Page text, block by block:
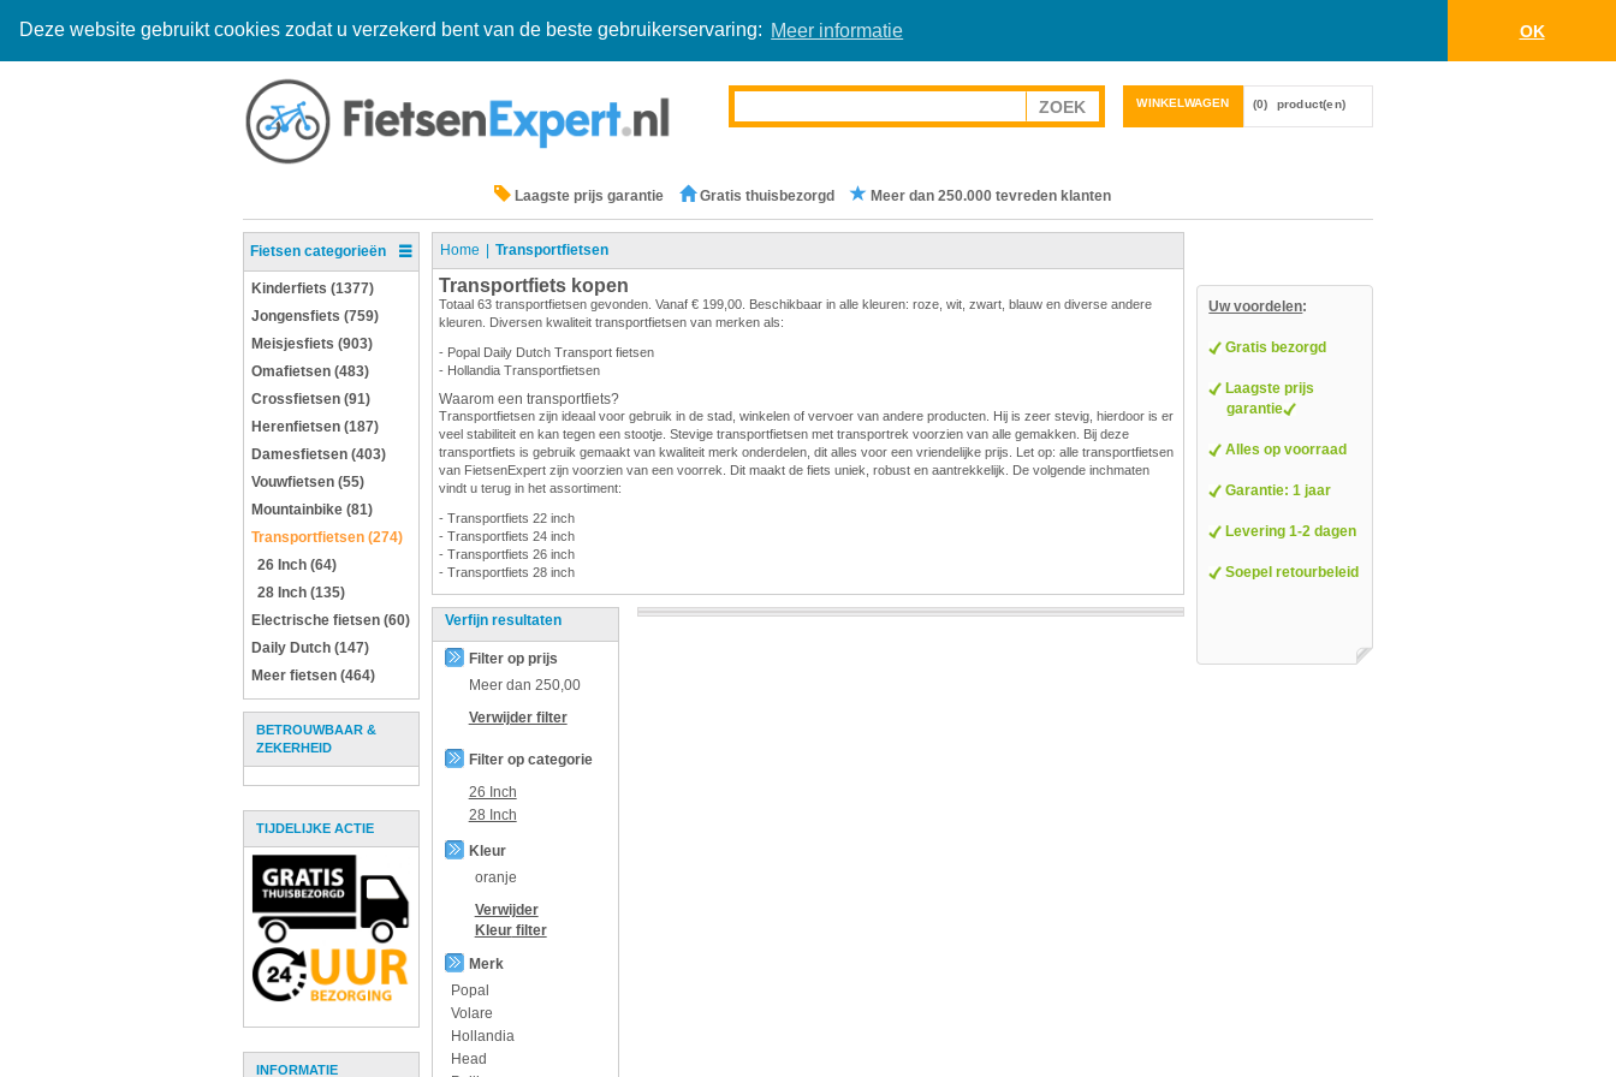
Deze website gebruikt cookies zodat u verzekerd bent van de beste gebruikerservaring: Meer informatie OK
WINKELWAGEN (0) product(en)
Laagste prijs garantie Gratis thuisbezorgd Meer dan 250.000 tevreden klanten
Fietsen categorieën
Kinderfiets (1377)
Jongensfiets (759)
Meisjesfiets (903)
Omafietsen (483)
Crossfietsen (91)
Herenfietsen (187)
Damesfietsen (403)
Vouwfietsen (55)
Mountainbike (81)
Transportfietsen (274)
26 Inch (64)
28 Inch (135)
Electrische fietsen (60)
Daily Dutch (147)
Meer fietsen (464)
BETROUWBAAR &
ZEKERHEID
TIJDELIJKE ACTIE
INFORMATIE
Home Transportfietsen
Transportfiets kopen
Totaal 63 transportfietsen gevonden. Vanaf € 199,00. Beschikbaar in alle kleuren: roze, wit, zwart, blauw en diverse andere
kleuren. Diversen kwaliteit transportfietsen van merken als:
- Popal Daily Dutch Transport fietsen
- Hollandia Transportfietsen
Waarom een transportfiets?
Transportfietsen zijn ideaal voor gebruik in de stad, winkelen of vervoer van andere producten. Hij is zeer stevig, hierdoor is er
veel stabiliteit en kan tegen een stootje. Stevige transportfietsen met transportrek voorzien van alle gemakken. Bij deze
transportfiets is gebruik gemaakt van kwaliteit merk onderdelen, dit alles voor een vriendelijke prijs. Let op: alle transportfietsen
van FietsenExpert zijn voorzien van een voorrek. Dit maakt de fiets uniek, robust en aantrekkelijk. De volgende inchmaten
vindt u terug in het assortiment:
- Transportfiets 22 inch
- Transportfiets 24 inch
- Transportfiets 26 inch
- Transportfiets 28 inch
Verfijn resultaten
Filter op prijs
Meer dan 250,00
Verwijder filter
Filter op categorie
26 Inch
28 Inch
Kleur
oranje
Verwijder
Kleurfilter
Merk
Popal
Volare
Hollandia
Head
Uw voordelen:
Gratis bezorgd
Laagste prijs
garantie
Alles op voorraad
Garantie: 1 jaar
Levering 1-2 dagen
Soepel retourbeleid